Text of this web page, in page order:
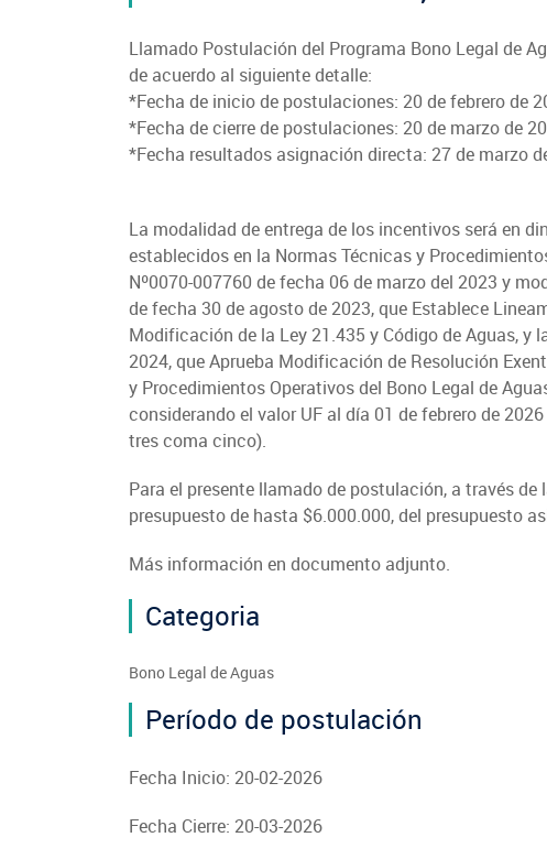
Oficina virtual de atención ciudadana
Indicadores de Gestión
Trabaje en INDAP
Crédito Corto Plazo
Ver todos los Programas
Concursos de Fomento
Suscríbase a nuestras noticias
Llamado Postulación del Programa Bono Legal de
de acuerdo al siguiente detalle:
*Fecha de inicio de postulaciones: 20 de febrero de
*Fecha de cierre de postulaciones: 20 de marzo de
*Fecha resultados asignación directa: 27 de marzo
La modalidad de entrega de los incentivos será en
establecidos en la Normas Técnicas y
Nº0070-007760 de fecha 06 de marzo del 2023 y
de fecha 30 de agosto de 2023, que Establece
Modificación de la Ley 21.435 y Código de Aguas, y
2024, que Aprueba Modificación de Resolución
y Procedimientos Operativos del Bono Legal de
considerando el valor UF al día 01 de febrero de
tres coma cinco).
Para el presente llamado de postulación, a través
presupuesto de hasta $6.000.000, del presupuesto
Más información en documento adjunto.
Categoria
Bono Legal de Aguas
Período de postulación
Fecha Inicio: 20-02-2026
Fecha Cierre: 20-03-2026